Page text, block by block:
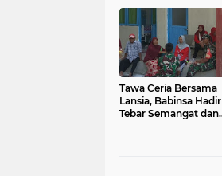
Tawa Ceria Bersama
Lansia, Babinsa Hadir
Tebar Semangat dan